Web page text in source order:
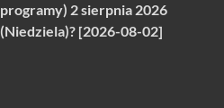
programy) 2 sierpnia 2026
(Niedziela)? [2026-08-02]